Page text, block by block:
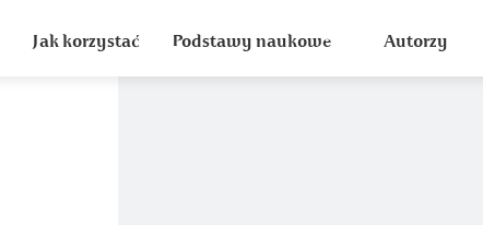
Jak korzystać Podstawy naukowe Autorzy